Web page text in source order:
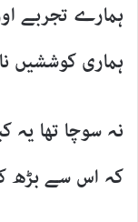
ہمارے تجربے
ہماری کوششیں
نہ سوچا تھا یہ
کہ اس سے بڑھ